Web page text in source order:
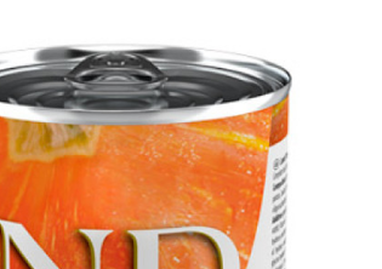
Крупи
Соуси
Консервація
Східна кухня
Снеки та закуски
Харчові
інгредієнти